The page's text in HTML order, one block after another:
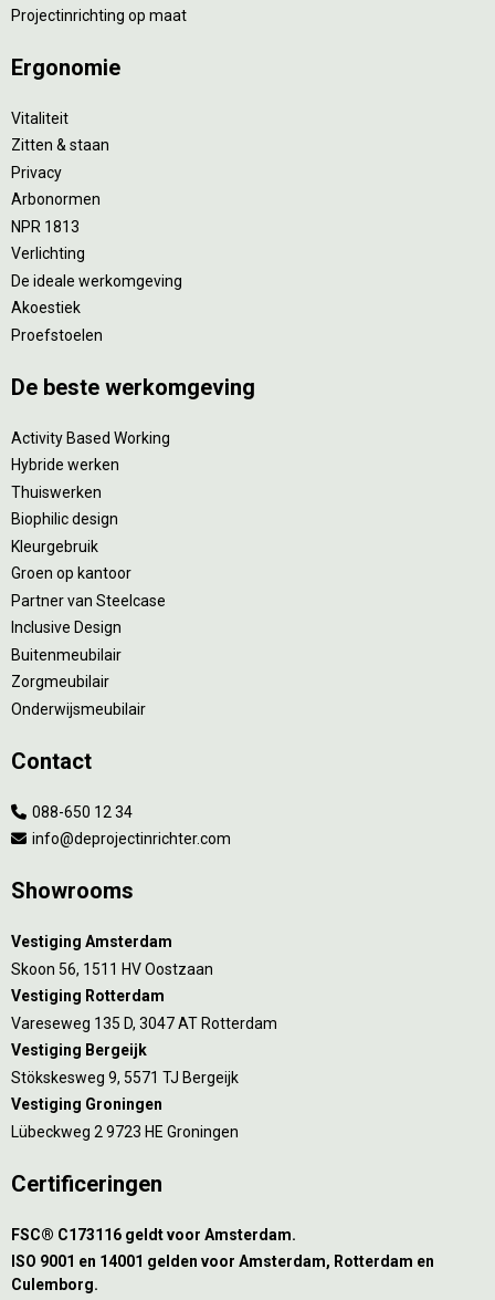
Projectinrichting op maat
Ergonomie
Vitaliteit
Zitten & staan
Privacy
Arbonormen
NPR 1813
Verlichting
De ideale werkomgeving
Akoestiek
Proefstoelen
De beste werkomgeving
Activity Based Working
Hybride werken
Thuiswerken
Biophilic design
Kleurgebruik
Groen op kantoor
Partner van Steelcase
Inclusive Design
Buitenmeubilair
Zorgmeubilair
Onderwijsmeubilair
Contact
088-650 12 34
info@deprojectinrichter.com
Showrooms
Vestiging Amsterdam
Skoon 56, 1511 HV Oostzaan
Vestiging Rotterdam
Vareseweg 135 D, 3047 AT Rotterdam
Vestiging Bergeijk
Stökskesweg 9, 5571 TJ Bergeijk
Vestiging Groningen
Lübeckweg 2 9723 HE Groningen
Certificeringen
FSC® C173116 geldt voor Amsterdam.
ISO 9001 en 14001 gelden voor Amsterdam, Rotterdam en
Culemborg.